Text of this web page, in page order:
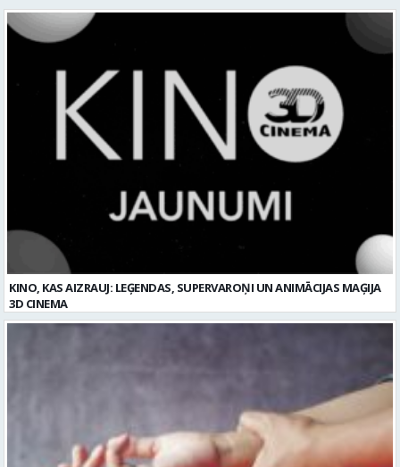
KINO, KAS AIZRAUJ: LEĢENDAS, SUPERVAROŅI UN ANIMĀCIJAS MAĢIJA
3D CINEMA